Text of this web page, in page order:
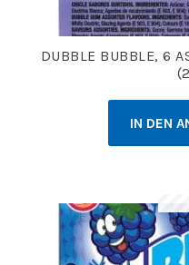
DUBBLE BUBBLE, 6
IN DEN